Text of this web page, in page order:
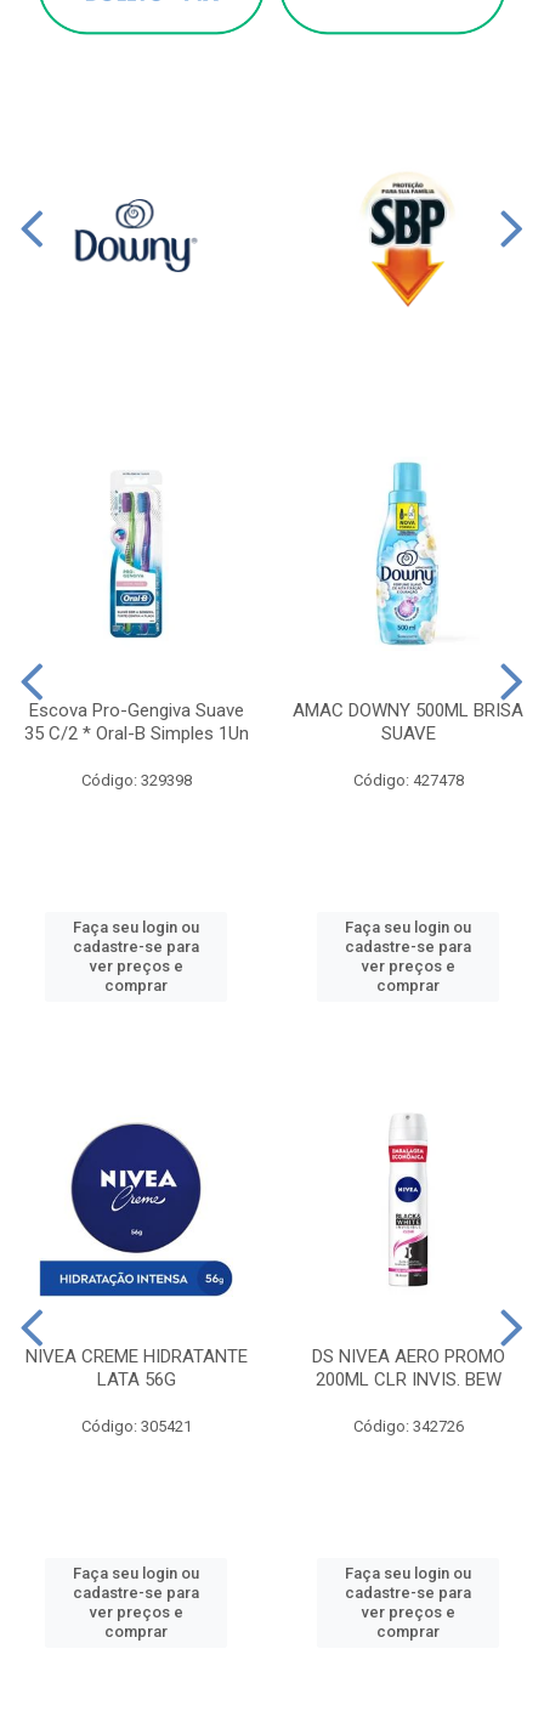
Escova Pro-Gengiva Suave
35 C/2 * Oral-B Simples 1Un
Código: 329398
Faça seu login ou
cadastre-se para
ver preços e
comprar
AMAC DOWNY 500ML BRISA
SUAVE
Código: 427478
Faça seu login ou
cadastre-se para
ver preços e
comprar
NIVEA CREME HIDRATANTE
LATA 56G
Código: 305421
Faça seu login ou
cadastre-se para
ver preços e
comprar
DS NIVEA AERO PROMO
200ML CLR INVIS. BEW
Código: 342726
Faça seu login ou
cadastre-se para
ver preços e
comprar